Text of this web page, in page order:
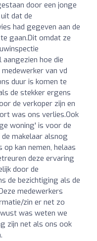
door een jonge
dat de
had gegeven aan de
gaan.Dit omdat ze
hoe die
van vd
duur is komen te
de stekker ergens
de verkoper zijn en
was ons verlies.Ook
woning' is voor de
makelaar alsnog
kan nemen, helaas
deze ervaring
door de
de bezichtiging als de
medewerkers
zin er net zo
was weten we
zijn net als ons ook